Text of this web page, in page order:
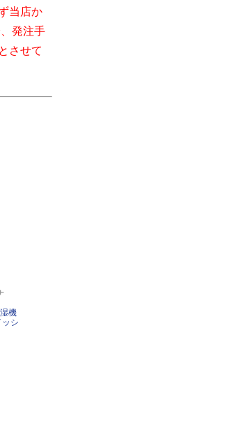
当店か
発注手
させて
機
シ